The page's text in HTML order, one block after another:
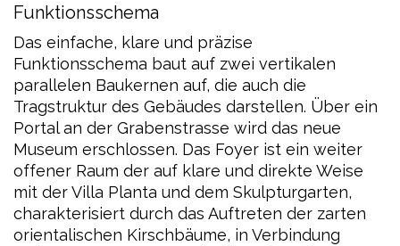
Funktionsschema
Das einfache, klare und präzise
Funktionsschema baut auf zwei vertikalen
parallelen Baukernen auf, die auch die
Tragstruktur des Gebäudes darstellen. Über ein
Portal an der Grabenstrasse wird das neue
Museum erschlossen. Das Foyer ist ein weiter
offener Raum der auf klare und direkte Weise
mit der Villa Planta und dem Skulpturgarten,
charakterisiert durch das Auftreten der zarten
orientalischen Kirschbäume, in Verbindung